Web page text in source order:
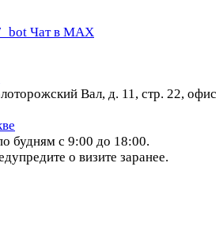
Чат в МАХ
Вал, д. 11, стр. 22, офис
будням с 9:00 до 18:00.
о визите заранее.